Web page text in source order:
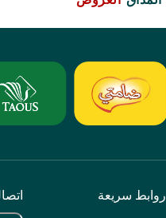
روابط سريعة